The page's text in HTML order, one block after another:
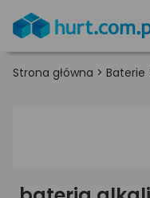
Strona główna > Baterie